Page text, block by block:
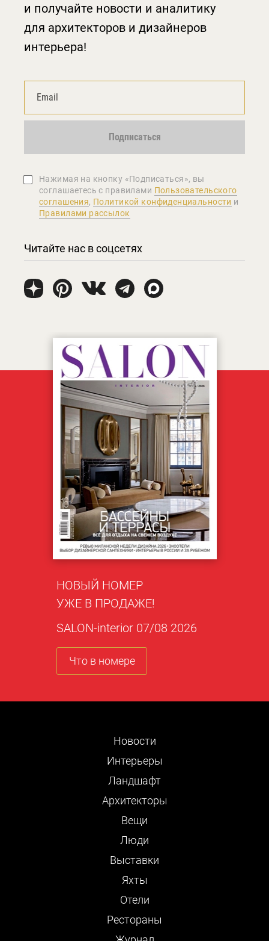
и получайте новости и аналитику
для архитекторов и дизайнеров
интерьера!
Подписаться
Нажимая на кнопку «Подписаться», вы
соглашаетеcь с правилами Пользовательского
соглашения, Политикой конфиденциальности и
Правилами рассылок
Читайте нас в соцсетях
НОВЫЙ НОМЕР
УЖЕ В ПРОДАЖЕ!
SALON-interior 07/08 2026
Что в номере
Новости
Интерьеры
Ландшафт
Архитекторы
Вещи
Люди
Выставки
Яхты
Отели
Рестораны